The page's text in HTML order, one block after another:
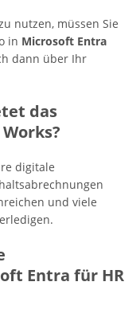
nutzen, müssen Sie
in Microsoft Entra
dann über Ihr
das
digitale
und viele
Entra für HR